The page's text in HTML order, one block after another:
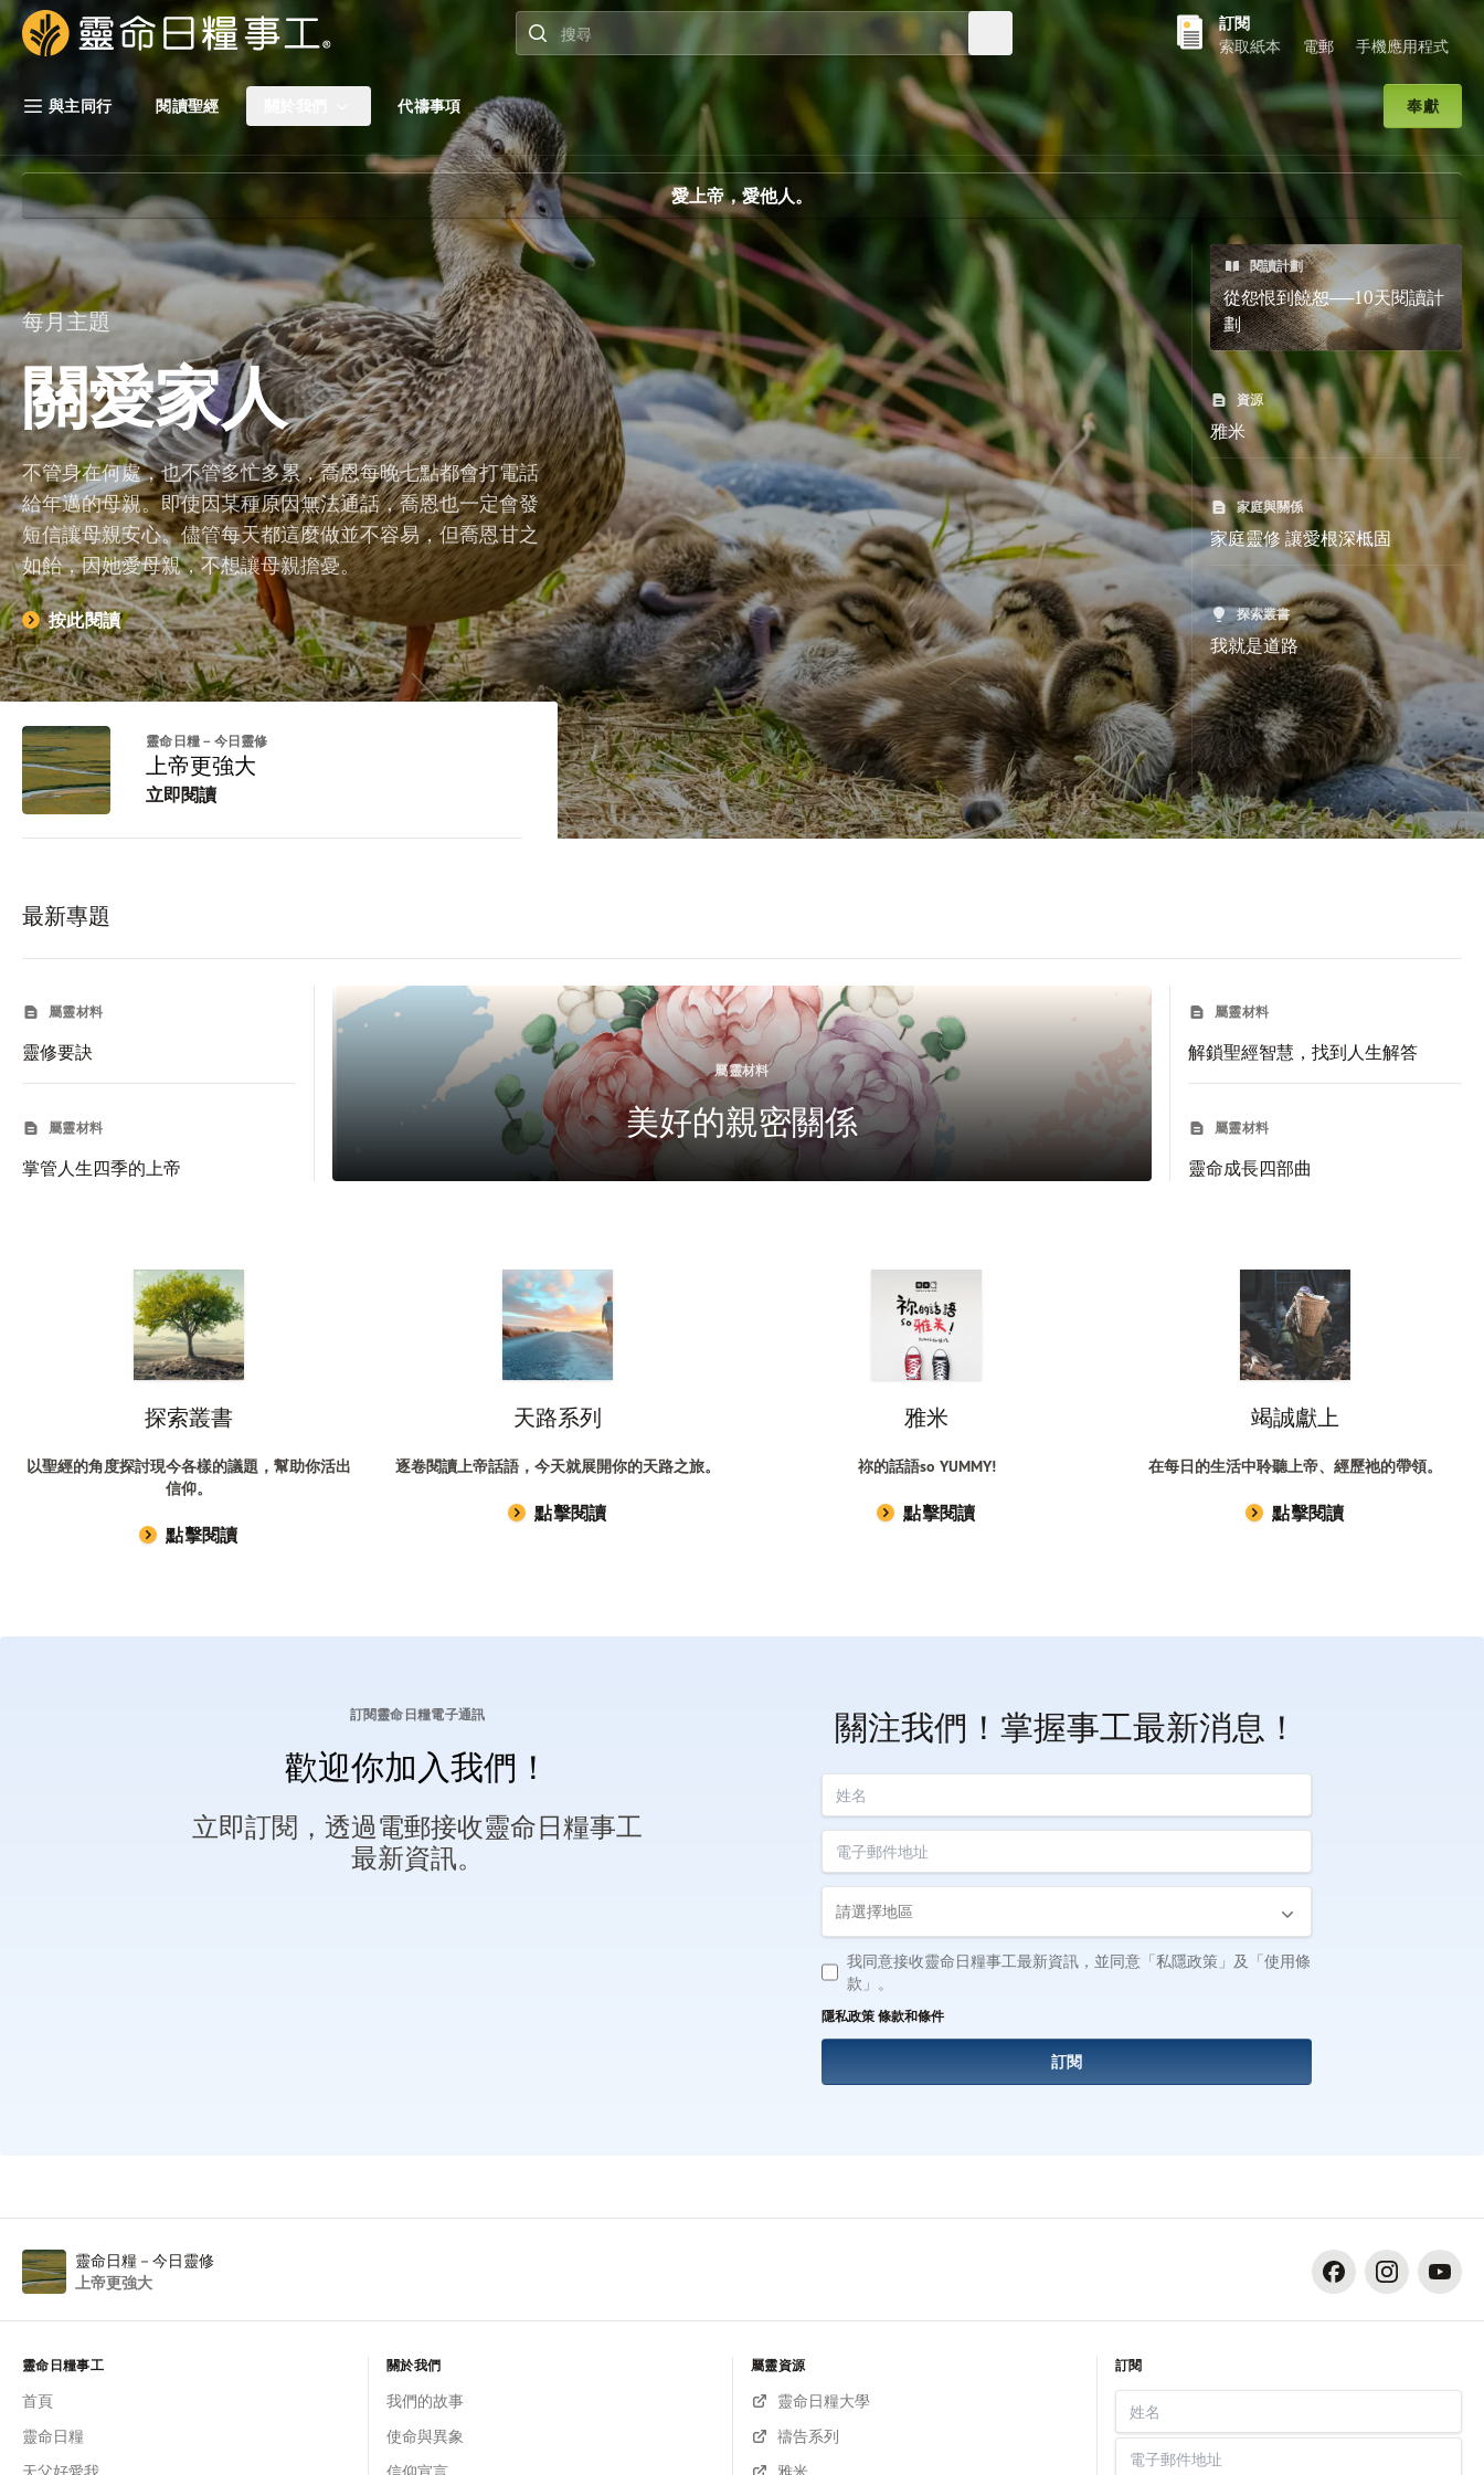
Skip Nav
靈命日糧事工
搜尋
訂閱
索取紙本 電郵 手機應用程式
與主同行 閱讀聖經 代禱事項 奉獻
愛上帝，愛他人。
每月主題
關愛家人
不管身在何處，也不管多忙多累，喬恩每晚七點都會打電話
給年邁的母親。即使因某種原因無法通話，喬恩也一定會發
短信讓母親安心。儘管每天都這麼做並不容易，但喬恩甘之
如飴，因她愛母親，不想讓母親擔憂。
按此閱讀
閱讀計劃
從怨恨到饒恕──10天閱讀計
劃
資源
雅米
家庭與關係
家庭靈修 讓愛根深柢固
探索叢書
我就是道路
靈命日糧－今日靈修
上帝更強大
立即閱讀
最新專題
屬靈材料
靈修要訣
屬靈材料
掌管人生四季的上帝
屬靈材料
美好的親密關係
屬靈材料
解鎖聖經智慧，找到人生解答
屬靈材料
靈命成長四部曲
探索叢書
以聖經的角度探討現今各樣的議題，幫助你活出
信仰。
點擊閱讀
天路系列
逐卷閱讀上帝話語，今天就展開你的天路之旅。
點擊閱讀
雅米
祢的話語so YUMMY!
點擊閱讀
竭誠獻上
在每日的生活中聆聽上帝、經歷祂的帶領。
點擊閱讀
訂閱靈命日糧電子通訊
歡迎你加入我們！
立即訂閱，透過電郵接收靈命日糧事工
最新資訊。
關注我們！掌握事工最新消息！
姓名
電子郵件地址
Country
我同意接收靈命日糧事工最新資訊，並同意「私隱政策」及「使用條
款」。
隱私政策 條款和條件
訂閱
靈命日糧－今日靈修
上帝更強大
facebookinstagramyoutube
靈命日糧事工
首頁
靈命日糧
天父好愛我
關於我們
我們的故事
使命與異象
信仰宣言
屬靈資源
靈命日糧大學
禱告系列
雅米
訂閱
姓名
電子郵件地址
ကညီၤ
Melayu
Português
മലയാളം
русский